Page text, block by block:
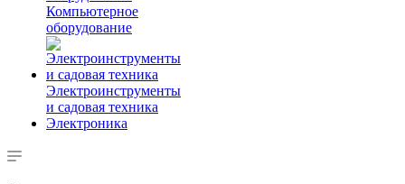
Компьютерное
оборудование
Электроинструменты
и садовая техника
Электроника